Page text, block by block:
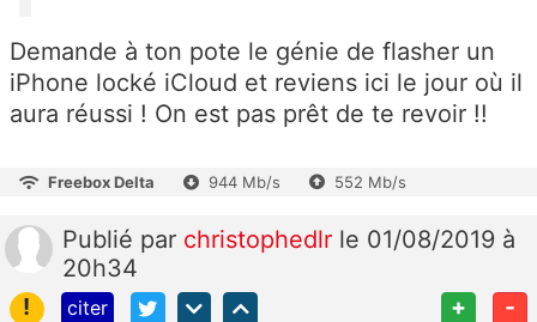
Demande à ton pote le génie de flasher un
iPhone locké iCloud et reviens ici le jour où il
aura réussi ! On est pas prêt de te revoir !!
Freebox Delta 944 Mb/s 552 Mb/s
Publié par christophedlr le 01/08/2019 à
20h34
!
citer + -